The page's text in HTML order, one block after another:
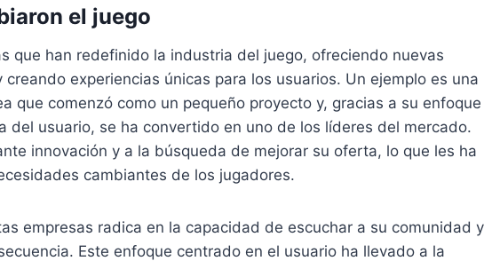
el juego
que han redefinido la industria del juego, ofreciendo nuevas
experiencias únicas para los usuarios. Un ejemplo es una
que comenzó como un pequeño proyecto y, gracias a su enfoque
del usuario, se ha convertido en uno de los líderes del mercado.
innovación y a la búsqueda de mejorar su oferta, lo que les ha
cambiantes de los jugadores.
empresas radica en la capacidad de escuchar a su comunidad y
Este enfoque centrado en el usuario ha llevado a la